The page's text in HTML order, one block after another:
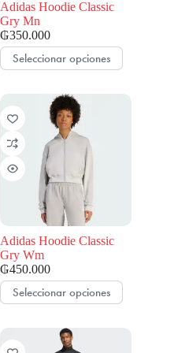
de
producto
Adidas Hoodie Classic
Gry Mn
₲350.000
Seleccionar opciones
Este
producto
Las
opciones
se
pueden
de
producto
Adidas Hoodie Classic
Gry Wm
₲450.000
Seleccionar opciones
Este
producto